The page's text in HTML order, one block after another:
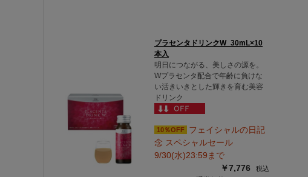
プラセンタドリンクW_30mL×10
本入
明日につながる、美しさの源を。
Wプラセンタ配合で年齢に負けな
い活きいきとした輝きを育む美容
ドリンク
10％OFF
フェイシャルの日記
念 スペシャルセール
9/30(水)23:59まで
￥7,776